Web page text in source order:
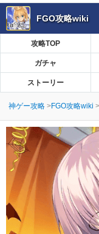
FGO攻略wiki
攻略TOP
ガチャ
ストーリー
神ゲー攻略 FGO攻略wiki